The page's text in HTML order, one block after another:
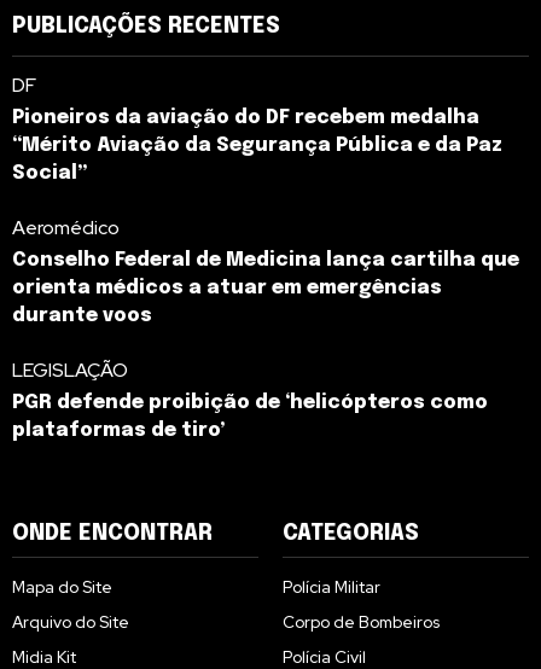
PUBLICAÇÕES RECENTES
DF
Pioneiros da aviação do DF recebem medalha
“Mérito Aviação da Segurança Pública e da Paz
Social”
Aeromédico
Conselho Federal de Medicina lança cartilha que
orienta médicos a atuar em emergências
durante voos
LEGISLAÇÃO
PGR defende proibição de ‘helicópteros como
plataformas de tiro’
ONDE ENCONTRAR
Mapa do Site
Arquivo do Site
Midia Kit
CATEGORIAS
Polícia Militar
Corpo de Bombeiros
Polícia Civil